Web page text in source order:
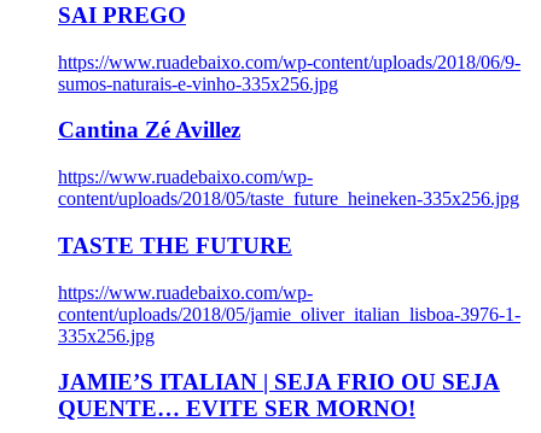
SAI PREGO
https://www.ruadebaixo.com/wp-content/uploads/2018/06/9-
sumos-naturais-e-vinho-335x256.jpg
Cantina Zé Avillez
https://www.ruadebaixo.com/wp-
content/uploads/2018/05/taste_future_heineken-335x256.jpg
TASTE THE FUTURE
https://www.ruadebaixo.com/wp-
content/uploads/2018/05/jamie_oliver_italian_lisboa-3976-1-
335x256.jpg
JAMIE’S ITALIAN | SEJA FRIO OU SEJA
QUENTE… EVITE SER MORNO!